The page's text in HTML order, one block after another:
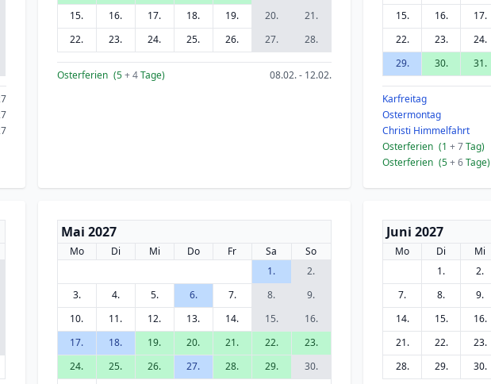
15.
16. 17. 18. 19. 20.
21.
22.
23. 24. 25. 26. 27. 28.
Osterferien (5+ 4Tage) 08.02. - 12.02.
15.
16. 17.
22.
23. 24.
29.
30. 31.
Karfreitag
Ostermontag
Christi Himmelfahrt
Osterferien (1+ 7Tag)
Osterferien (5+ 6Tage)
Mai 2027
Mo Di Mi Do Fr Sa
So
1.
2.
3.
4. 5. 6. 7. 8.
9.
10.
11. 12. 13. 14. 15.
16.
17.
18. 19. 20. 21. 22.
23.
24.
25. 26. 27. 28. 29.
30.
Juni 2027
Mo Di Mi
1.
2.
7.
8. 9.
14.
15. 16.
21.
22. 23.
28.
29. 30.